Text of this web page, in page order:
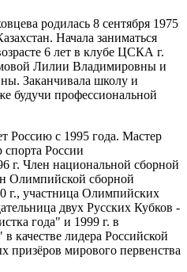
родилась 8 сентября 1975
Начала заниматься
6 лет в клубе ЦСКА г.
Лилии Владимировны и
Заканчивала школу и
будучи профессиональной
Россию с 1995 года. Мастер
спорта России
г. Член национальной сборной
Олимпийской сборной
г., участница Олимпийских
двух Русских Кубков -
года" и 1999 г. в
качестве лидера Российской
призёров мирового первенства